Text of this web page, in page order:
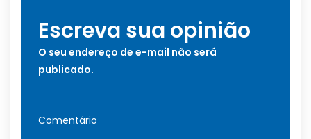
Escreva sua opinião
O seu endereço de e-mail não será
publicado.
Comentário